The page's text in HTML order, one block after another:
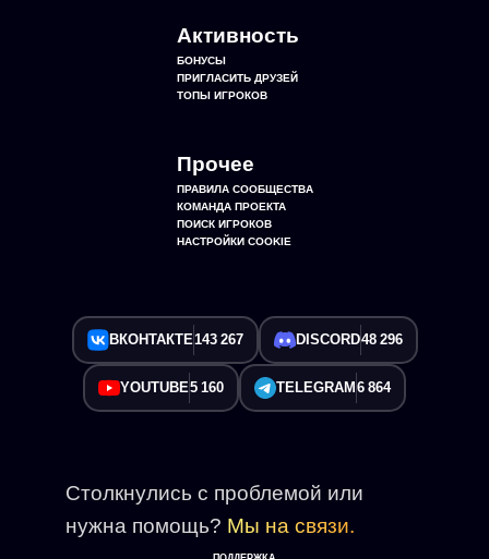
Активность
БОНУСЫ
ПРИГЛАСИТЬ ДРУЗЕЙ
ТОПЫ ИГРОКОВ
Прочее
ПРАВИЛА СООБЩЕСТВА
КОМАНДА ПРОЕКТА
ПОИСК ИГРОКОВ
НАСТРОЙКИ COOKIE
ВКОНТАКТЕ143 267 DISCORD48 296
YOUTUBE5 160 TELEGRAM 6 864
Столкнулись с проблемой или
нужна помощь? Мы на связи.